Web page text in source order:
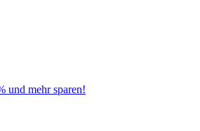
und mehr sparen!